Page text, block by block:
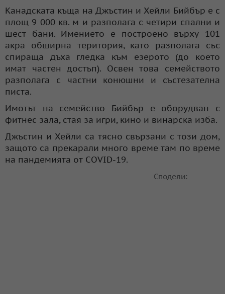
Канадската къща на Джъстин и Хейли Бийбър е с
площ 9 000 кв. м и разполага с четири спални и
шест бани. Имението е построено върху 101
акра обширна територия, като разполага със
спираща дъха гледка към езерото (до което
имат частен достъп). Освен това семейството
разполага с частни конюшни и състезателна
писта.
Имотът на семейство Бийбър е оборудван с
фитнес зала, стая за игри, кино и винарска изба.
Джъстин и Хейли са тясно свързани с този дом,
защото са прекарали много време там по време
на пандемията от COVID-19.
Сподели: